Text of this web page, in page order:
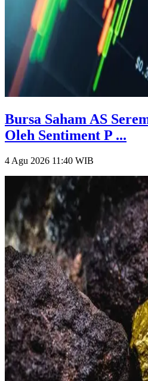
Bursa Saham AS
Oleh Sentiment P ...
4 Agu 2026 11:40 WIB